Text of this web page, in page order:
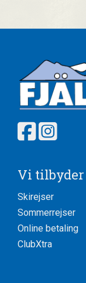
Vi tilbyder
Skirejser
Sommerrejser
Online betaling
ClubXtra